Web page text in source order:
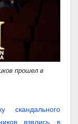
прошел в
скандального
взялись в